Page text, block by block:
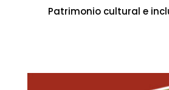
Patrimonio cultural e